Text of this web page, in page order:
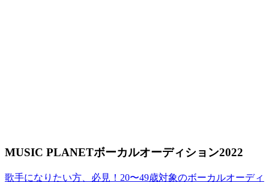
MUSIC PLANETボーカルオーディション2022
歌手になりたい方、必見！20〜49歳対象のボーカルオーディ